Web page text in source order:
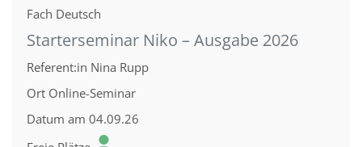
Fach Deutsch
Starterseminar Niko – Ausgabe 2026
Referent:in Nina Rupp
Ort Online-Seminar
Datum am 04.09.26